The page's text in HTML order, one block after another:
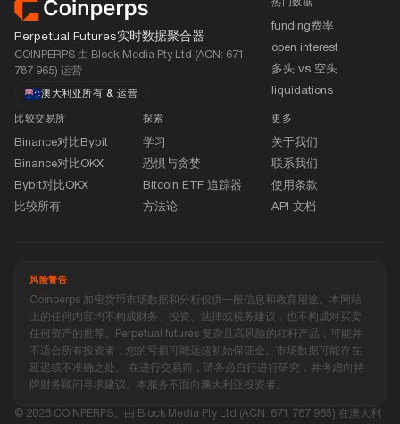
页脚
Perpetual Futures实时数据聚合器
COINPERPS 由 Block Media Pty Ltd (ACN: 671
787 965) 运营
澳大利亚所有 & 运营
热门数据
funding费率
open interest
多头 vs 空头
liquidations
比较交易所
Binance对比Bybit
Binance对比OKX
Bybit对比OKX
比较所有
探索
学习
恐惧与贪婪
Bitcoin ETF 追踪器
方法论
更多
关于我们
联系我们
使用条款
API 文档
风险警告
Coinperps 加密货币市场数据和分析仅供一般信息和教育用途。本网站
上的任何内容均不构成财务、投资、法律或税务建议，也不构成对买卖
任何资产的推荐。Perpetual futures 复杂且高风险的杠杆产品，可能并
不适合所有投资者，您的亏损可能远超初始保证金。市场数据可能存在
延迟或不准确之处。 在进行交易前，请务必自行进行研究，并考虑向持
牌财务顾问寻求建议。本服务不面向澳大利亚投资者。
© 2026 COINPERPS。由 Block Media Pty Ltd (ACN: 671 787 965) 在澳大利